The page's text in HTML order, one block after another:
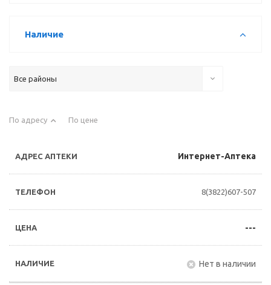
Наличие
Все районы
По адресу По цене
Интернет-Аптека
8(3822)607-507
---
Нет в наличии